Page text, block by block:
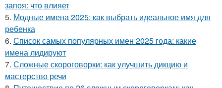
запоя: что влияет
5. Модные имена 2025: как выбрать идеальное имя для
ребенка
6. Список самых популярных имен 2025 года: какие
имена лидируют
7. Сложные скороговорки: как улучшить дикцию и
мастерство речи